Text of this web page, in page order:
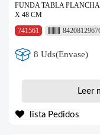
FUNDA TABLA
X 48 CM
741561
8 Uds(Envase)
Leer
lista Pedidos